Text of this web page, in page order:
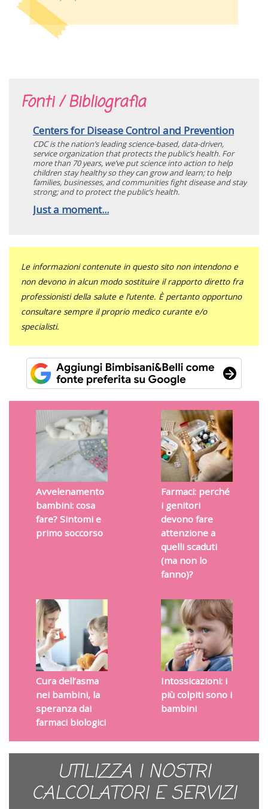
Fonti / Bibliografia
Centers for Disease Control and Prevention
CDC is the nation’s leading science-based, data-driven,
service organization that protects the public’s health. For
more than 70 years, we’ve put science into action to help
children stay healthy so they can grow and learn; to help
families, businesses, and communities fight disease and stay
strong; and to protect the public’s health.
Just a moment...
Le informazioni contenute in questo sito non intendono e
non devono in alcun modo sostituire il rapporto diretto fra
professionisti della salute e l’utente. È pertanto opportuno
consultare sempre il proprio medico curante e/o
specialisti.
Avvelenamento
bambini: cosa
fare? Sintomi e
primo soccorso
Farmaci: perché
i genitori
devono fare
attenzione a
quelli scaduti
(ma non lo
fanno)?
Cura dell’asma
nei bambini, la
speranza dai
farmaci biologici
Intossicazioni: i
più colpiti sono i
bambini
UTILIZZA I NOSTRI
CALCOLATORI E SERVIZI